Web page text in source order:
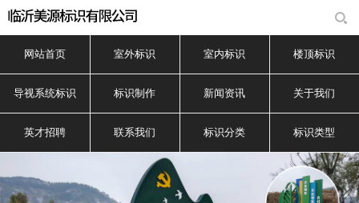
网站首页 室外标识 室内标识 楼顶标识
导视系统标识 标识制作 新闻资讯 关于我们
英才招聘 联系我们 标识分类 标识类型